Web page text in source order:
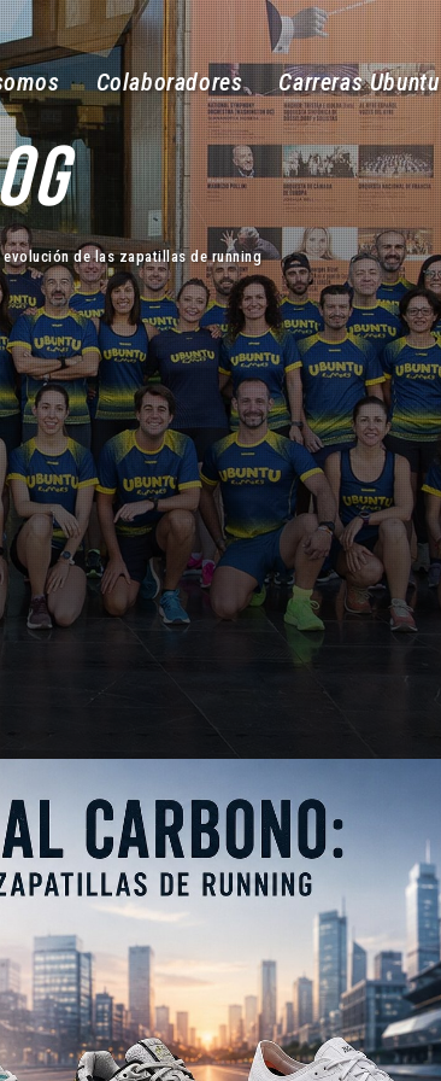
Colaboradores Carreras Ubuntu
de las zapatillas de running